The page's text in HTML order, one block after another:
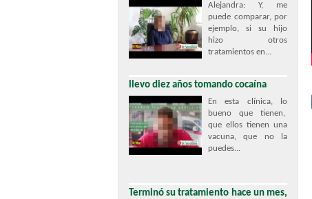
Alejandra: Y, me
puede comparar, por
ejemplo, si su hijo
hizo otros
tratamientos en...
llevo diez años tomando cocaína
En esta clínica, lo
bueno que tienen,
que ellos tienen una
vacuna, que no la
puedes...
Terminó su tratamiento hace un mes,